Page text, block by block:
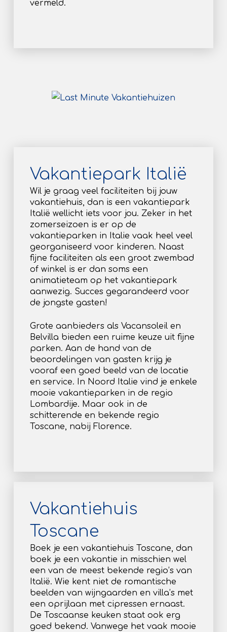
vermeld.
Vakantiepark Italië
Wil je graag veel faciliteiten bij jouw
vakantiehuis, dan is een vakantiepark
Italië wellicht iets voor jou. Zeker in het
zomerseizoen is er op de
vakantieparken in Italie vaak heel veel
georganiseerd voor kinderen. Naast
fijne faciliteiten als een groot zwembad
of winkel is er dan soms een
animatieteam op het vakantiepark
aanwezig. Succes gegarandeerd voor
de jongste gasten!
Grote aanbieders als Vacansoleil en
Belvilla bieden een ruime keuze uit fijne
parken. Aan de hand van de
beoordelingen van gasten krijg je
vooraf een goed beeld van de locatie
en service. In Noord Italie vind je enkele
mooie vakantieparken in de regio
Lombardije. Maar ook in de
schitterende en bekende regio
Toscane, nabij Florence.
Vakantiehuis
Toscane
Boek je een vakantiehuis Toscane, dan
boek je een vakantie in misschien wel
een van de meest bekende regio’s van
Italië. Wie kent niet de romantische
beelden van wijngaarden en villa’s met
een oprijlaan met cipressen ernaast.
De Toscaanse keuken staat ook erg
goed bekend. Vanwege het vaak mooie